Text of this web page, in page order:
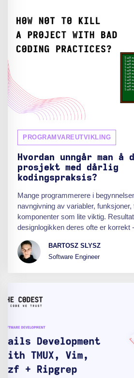
PROGRAMVAREUTVIKLING
Hvordan unngår man å
prosjekt med dårlig
kodingspraksis?
Mange programmerere i
navngivning av variabler, funksjoner,
komponenter som lite viktig.
designlogikken deres ofte er korrekt
BARTOSZ SLYSZ
Software Engineer